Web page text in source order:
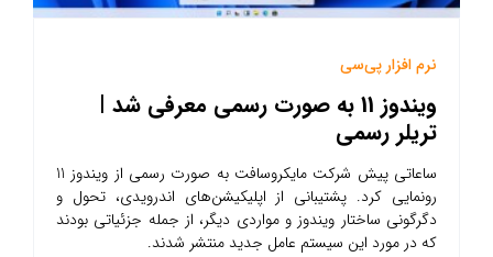
نرم افزار پی‌سی
ویندوز 11 به صورت رسمی معرفی شد |
تریلر رسمی
ساعاتی پیش شرکت مایکروسافت به صورت رسمی از ویندوز 11
رونمایی کرد. پشتیبانی از اپلیکیشن‌های اندرویدی، تحول و
دگرگونی ساختار ویندوز و مواردی دیگر، از جمله جزئیاتی بودند
که در مورد این سیستم عامل جدید منتشر شدند.